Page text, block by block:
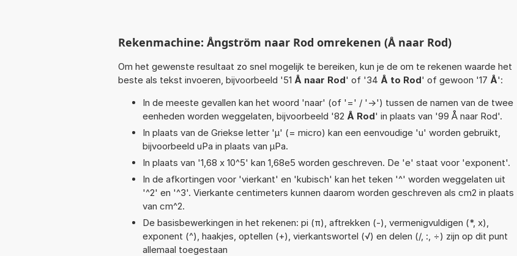
Rekenmachine: Ångström naar Rod omrekenen (Å naar Rod)
Om het gewenste resultaat zo snel mogelijk te bereiken, kun je de om te rekenen waarde het
beste als tekst invoeren, bijvoorbeeld '51 Å naar Rod' of '34 Å to Rod' of gewoon '17 Å':
In de meeste gevallen kan het woord 'naar' (of '=' / '->') tussen de namen van de twee
eenheden worden weggelaten, bijvoorbeeld '82 Å Rod' in plaats van '99 Å naar Rod'.
In plaats van de Griekse letter 'µ' (= micro) kan een eenvoudige 'u' worden gebruikt,
bijvoorbeeld uPa in plaats van µPa.
In plaats van '1,68 x 10^5' kan 1,68e5 worden geschreven. De 'e' staat voor 'exponent'.
In de afkortingen voor 'vierkant' en 'kubisch' kan het teken '^' worden weggelaten uit
'^2' en '^3'. Vierkante centimeters kunnen daarom worden geschreven als cm2 in plaats
van cm^2.
De basisbewerkingen in het rekenen: pi (π), aftrekken (-), vermenigvuldigen (*, x),
exponent (^), haakjes, optellen (+), vierkantswortel (√) en delen (/, :, ÷) zijn op dit punt
allemaal toegestaan